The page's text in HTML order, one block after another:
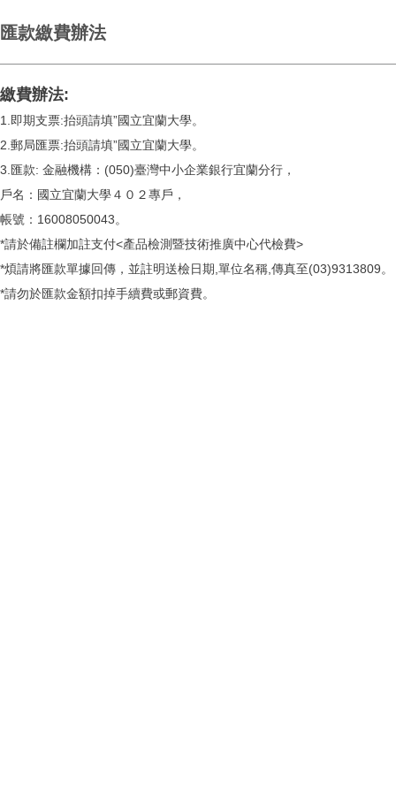
匯款繳費辦法
繳費辦法:
1.即期支票:抬頭請填”國立宜蘭大學。
2.郵局匯票:抬頭請填”國立宜蘭大學。
3.匯款: 金融機構：(050)臺灣中小企業銀行宜蘭分行，
戶名：國立宜蘭大學４０２專戶，
帳號：16008050043。
*請於備註欄加註支付<產品檢測暨技術推廣中心代檢費>
*煩請將匯款單據回傳，並註明送檢日期,單位名稱,傳真至(03)9313809。
*請勿於匯款金額扣掉手續費或郵資費。